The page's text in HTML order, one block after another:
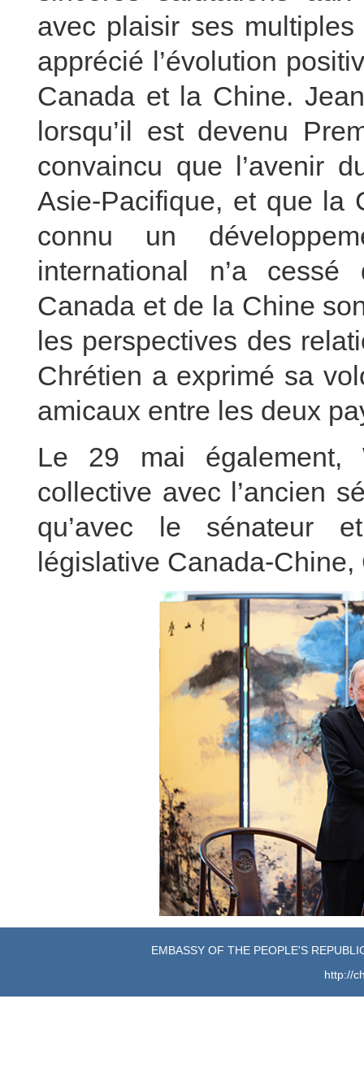
avec plaisir ses
apprécié l’évolution
Canada et la Chine.
lorsqu’il est devenu
convaincu que l’avenir
Asie-Pacifique, et que la
connu un
international n’a
Canada et de la Chine
les perspectives des
Chrétien a exprimé sa
amicaux entre les deux
Le 29 mai
collective avec l’ancien
qu’avec le sénateur
législative Canada-
EMBASSY OF THE PEOPLE'S
http://